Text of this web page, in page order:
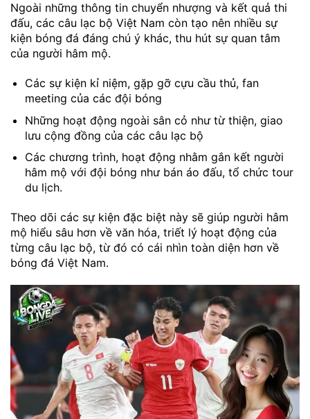
Ngoài những thông tin chuyển nhượng và kết quả thi
đấu, các câu lạc bộ Việt Nam còn tạo nên nhiều sự
kiện bóng đá đáng chú ý khác, thu hút sự quan tâm
của người hâm mộ.
Các sự kiện kỉ niệm, gặp gỡ cựu cầu thủ, fan
meeting của các đội bóng
Những hoạt động ngoài sân cỏ như từ thiện, giao
lưu cộng đồng của các câu lạc bộ
Các chương trình, hoạt động nhằm gắn kết người
hâm mộ với đội bóng như bán áo đấu, tổ chức tour
du lịch.
Theo dõi các sự kiện đặc biệt này sẽ giúp người hâm
mộ hiểu sâu hơn về văn hóa, triết lý hoạt động của
từng câu lạc bộ, từ đó có cái nhìn toàn diện hơn về
bóng đá Việt Nam.